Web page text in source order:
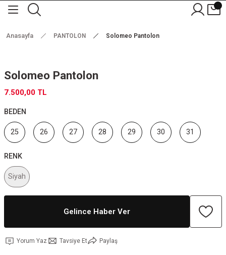
Anasayfa PANTOLON Solomeo Pantolon
Solomeo Pantolon
7.500,00 TL
BEDEN
25 26 27 28 29 30 31
RENK
Siyah
Gelince Haber Ver
Yorum Yaz Tavsiye Et Paylaş